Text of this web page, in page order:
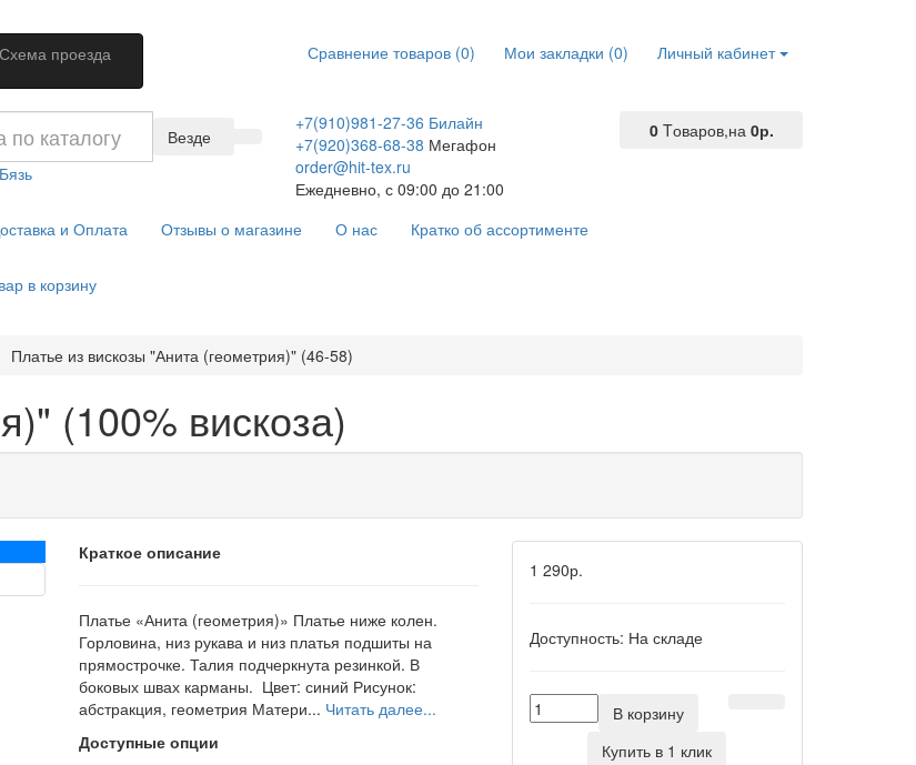
Схема проезда Личный кабинет
Мои закладки (0)
Сравнение товаров (0)
+7(910)981-27-36 Билайн
+7(920)368-68-38 Мегафон
order@hit-tex.ru
Ежедневно, с 09:00 до 21:00
0 Tоваров,на 0р.
Везде
Бязь
и Оплата Отзывы о магазине О нас Кратко об ассортименте
в корзину
Платье из вискозы "Анита (геометрия)" (46-58)
(100% вискоза)
Краткое описание
Платье «Анита (геометрия)» Платье ниже колен.
Горловина, низ рукава и низ платья подшиты на
прямострочке. Талия подчеркнута резинкой. В
боковых швах карманы. Цвет: синий Рисунок:
абстракция, геометрия Матери... Читать далее...
Доступные опции
1 290р.
Доступность: На складе
В корзину
Купить в 1 клик